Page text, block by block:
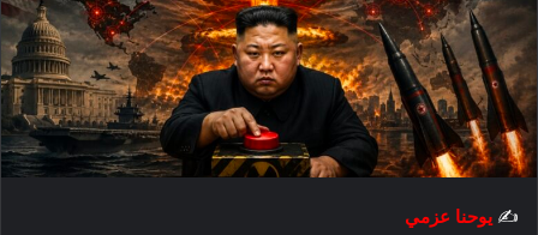
د
ا
إ
ل
ك
ت
و
✍️ يوحنا عزمي